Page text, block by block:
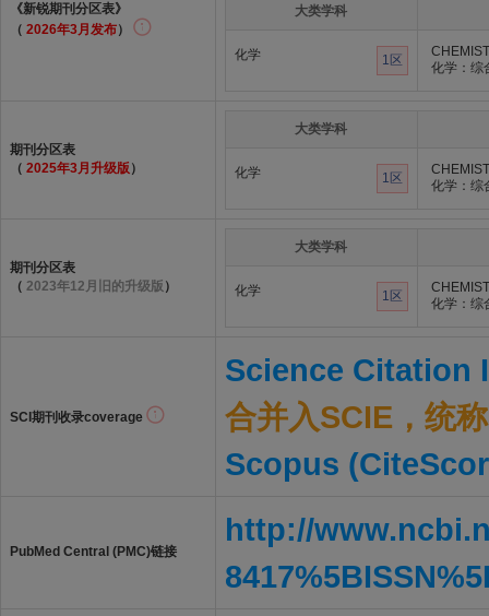
《新锐期刊分区表》
（ 2026年3月发布）
大类学科
化学 1区
化学：综
期刊分区表
（ 2025年3月升级版 ）
大类学科
化学 1区
化学：综
期刊分区表
（ 2023年12月旧的升级版 ）
大类学科
化学 1区
化学：综
SCI期刊收录coverage
Science Citation
合并入SCIE，统
Scopus
PubMed Central (PMC)链接
http://